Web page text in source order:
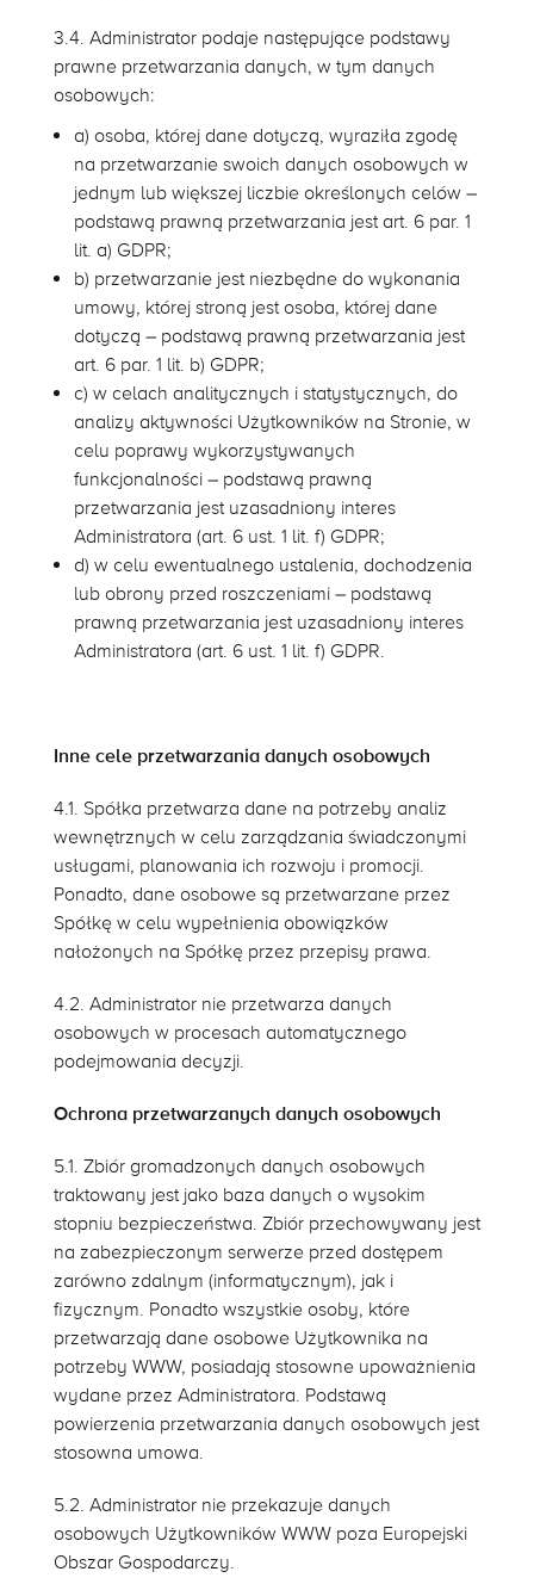
3.4. Administrator podaje następujące podstawy
prawne przetwarzania danych, w tym danych
osobowych:
a) osoba, której dane dotyczą, wyraziła zgodę
na przetwarzanie swoich danych osobowych w
jednym lub większej liczbie określonych celów –
podstawą prawną przetwarzania jest art. 6 par. 1
lit. a) GDPR;
b) przetwarzanie jest niezbędne do wykonania
umowy, której stroną jest osoba, której dane
dotyczą – podstawą prawną przetwarzania jest
art. 6 par. 1 lit. b) GDPR;
c) w celach analitycznych i statystycznych, do
analizy aktywności Użytkowników na Stronie, w
celu poprawy wykorzystywanych
funkcjonalności – podstawą prawną
przetwarzania jest uzasadniony interes
Administratora (art. 6 ust. 1 lit. f) GDPR;
d) w celu ewentualnego ustalenia, dochodzenia
lub obrony przed roszczeniami – podstawą
prawną przetwarzania jest uzasadniony interes
Administratora (art. 6 ust. 1 lit. f) GDPR.
Inne cele przetwarzania danych osobowych
4.1. Spółka przetwarza dane na potrzeby analiz
wewnętrznych w celu zarządzania świadczonymi
usługami, planowania ich rozwoju i promocji.
Ponadto, dane osobowe są przetwarzane przez
Spółkę w celu wypełnienia obowiązków
nałożonych na Spółkę przez przepisy prawa.
4.2. Administrator nie przetwarza danych
osobowych w procesach automatycznego
podejmowania decyzji.
Ochrona przetwarzanych danych osobowych
5.1. Zbiór gromadzonych danych osobowych
traktowany jest jako baza danych o wysokim
stopniu bezpieczeństwa. Zbiór przechowywany jest
na zabezpieczonym serwerze przed dostępem
zarówno zdalnym (informatycznym), jak i
fizycznym. Ponadto wszystkie osoby, które
przetwarzają dane osobowe Użytkownika na
potrzeby WWW, posiadają stosowne upoważnienia
wydane przez Administratora. Podstawą
powierzenia przetwarzania danych osobowych jest
stosowna umowa.
5.2. Administrator nie przekazuje danych
osobowych Użytkowników WWW poza Europejski
Obszar Gospodarczy.